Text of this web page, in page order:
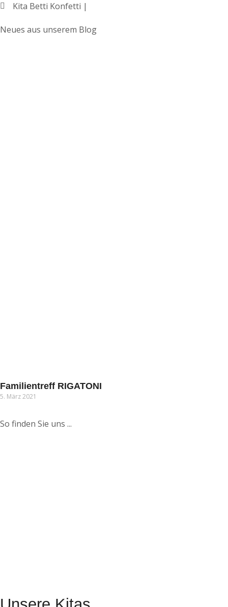
Kita Betti Konfetti |
Neues aus unserem Blog
Familientreff RIGATONI
5. März 2021
So finden Sie uns ...